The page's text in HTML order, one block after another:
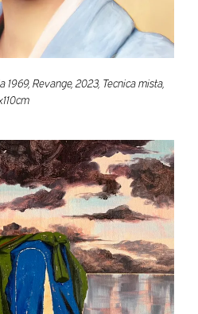
Revange, 2023, Tecnica mista,